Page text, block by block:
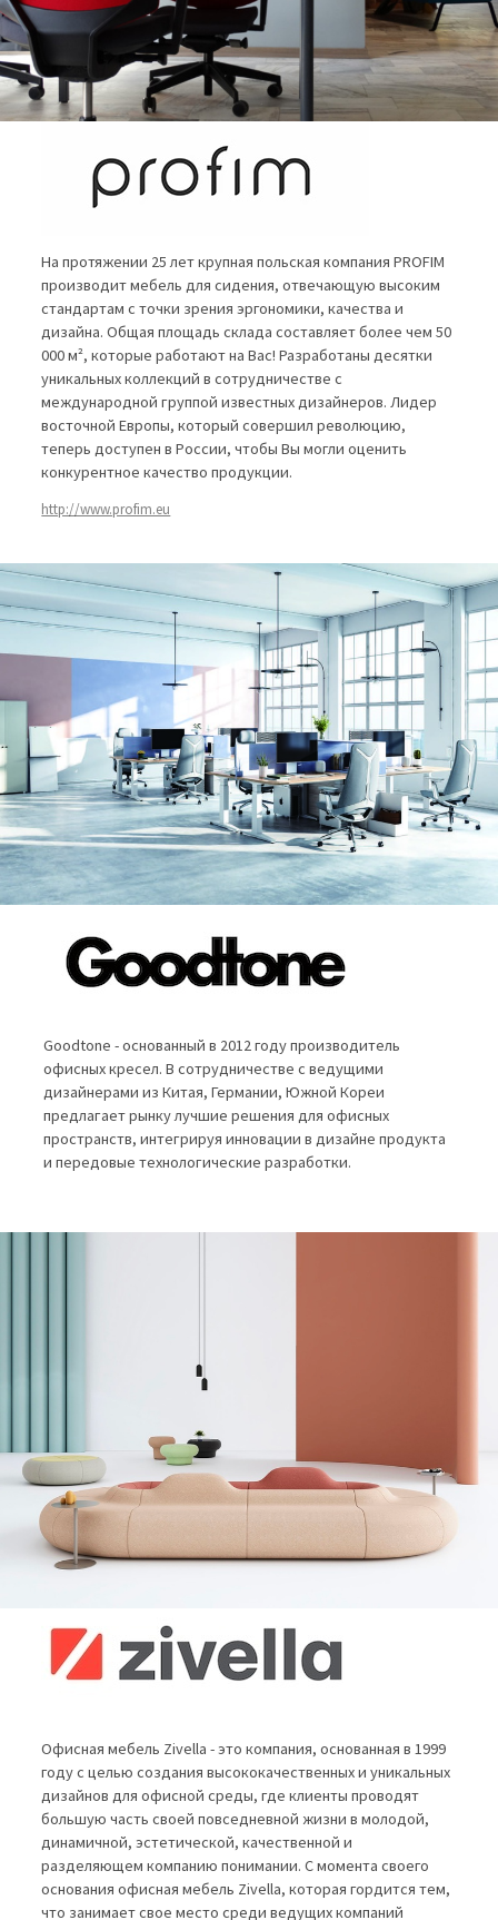
На протяжении 25 лет крупная польская компания PROFIM
производит мебель для сидения, отвечающую высоким
стандартам с точки зрения эргономики, качества и
дизайна. Общая площадь склада составляет более чем 50
000 м², которые работают на Вас! Разработаны десятки
уникальных коллекций в сотрудничестве с
международной группой известных дизайнеров. Лидер
восточной Европы, который совершил революцию,
теперь доступен в России, чтобы Вы могли оценить
конкурентное качество продукции.
http://www.profim.eu
Goodtone - основанный в 2012 году производитель
офисных кресел. В сотрудничестве с ведущими
дизайнерами из Китая, Германии, Южной Кореи
предлагает рынку лучшие решения для офисных
пространств, интегрируя инновации в дизайне продукта
и передовые технологические разработки.
Офисная мебель Zivella - это компания, основанная в 1999
году с целью создания высококачественных и уникальных
дизайнов для офисной среды, где клиенты проводят
большую часть своей повседневной жизни в молодой,
динамичной, эстетической, качественной и
разделяющем компанию понимании. С момента своего
основания офисная мебель Zivella, которая гордится тем,
что занимает свое место среди ведущих компаний